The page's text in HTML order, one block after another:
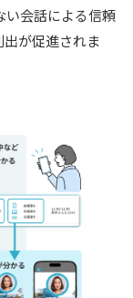
い会話による信頼
が促進されま